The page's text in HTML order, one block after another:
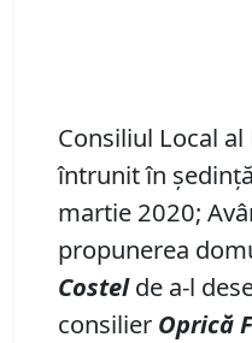
Consiliul Local
întrunit în
martie 2020;
propunerea
Costel de a-l
consilier Oprică